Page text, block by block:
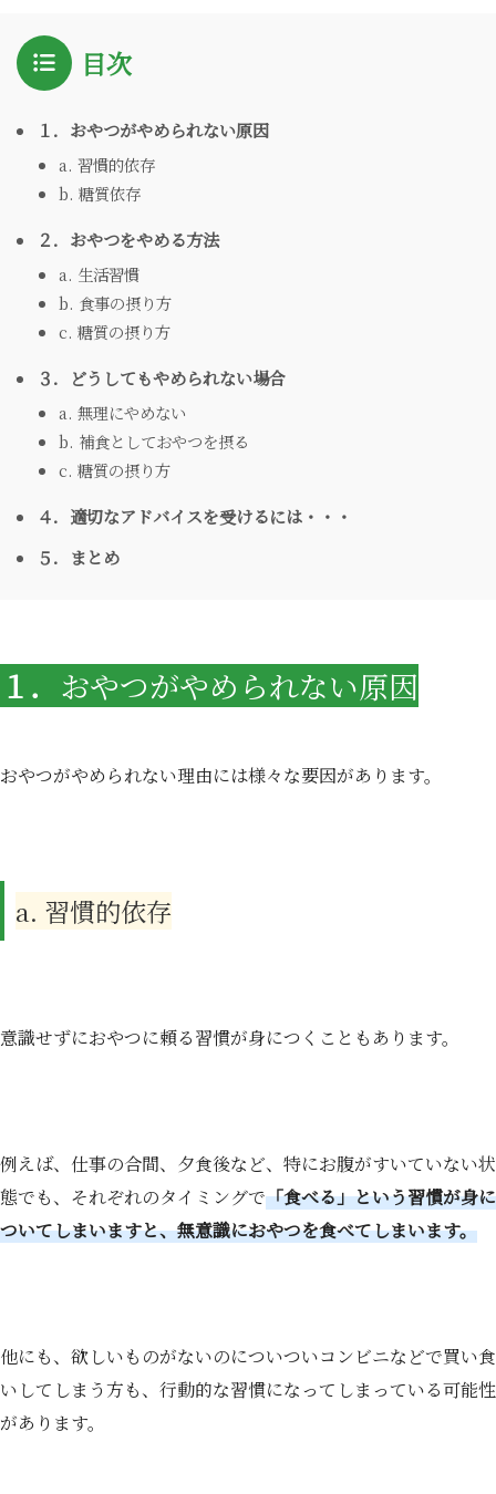
目次
１．おやつがやめられない原因
a. 習慣的依存
b. 糖質依存
２．おやつをやめる方法
a. 生活習慣
b. 食事の摂り方
c. 糖質の摂り方
３．どうしてもやめられない場合
a. 無理にやめない
b. 補食としておやつを摂る
c. 糖質の摂り方
４．適切なアドバイスを受けるには・・・
５．まとめ
１． おやつがやめられない原因
おやつがやめられない理由には様々な要因があります。
a. 習慣的依存
意識せずにおやつに頼る習慣が身につくこともあります。
例えば、仕事の合間、夕食後など、特にお腹がすいていない状
態でも、それぞれのタイミングで「食べる」という習慣が身に
ついてしまいますと、無意識におやつを食べてしまいます。
他にも、欲しいものがないのについついコンビニなどで買い食
いしてしまう方も、行動的な習慣になってしまっている可能性
があります。